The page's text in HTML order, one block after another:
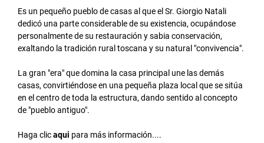
Es un pequeño pueblo de casas al que el Sr. Giorgio Natali
dedicó una parte considerable de su existencia, ocupándose
personalmente de su restauración y sabia conservación,
exaltando la tradición rural toscana y su natural "convivencia".
La gran "era" que domina la casa principal une las demás
casas, convirtiéndose en una pequeña plaza local que se sitúa
en el centro de toda la estructura, dando sentido al concepto
de "pueblo antiguo".
Haga clicaqui para más información....